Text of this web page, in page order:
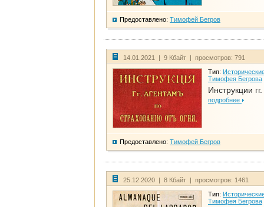
Предоставлено: Тимофей Бегров
14.01.2021 | 9 Кбайт | просмотров: 791
Тип:
Тимофея Бегрова
Инструкции
подробнее
Предоставлено: Тимофей Бегров
25.12.2020 | 8 Кбайт | просмотров: 1461
Тип:
Тимофея Бегрова